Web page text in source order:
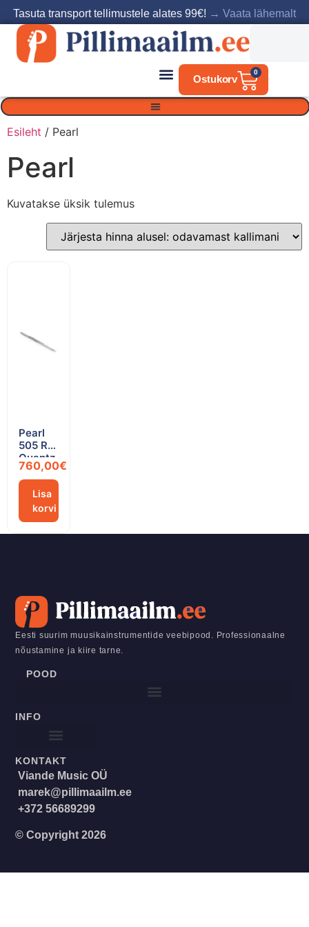
Tasuta transport tellimustele alates 99€! → Vaata lähemalt
0
Esileht / Pearl
Pearl
Kuvatakse üksik tulemus
Pearl
505 RE
Quantz
760,00€
Lisa
korvi
Eesti suurim muusikainstrumentide veebipood. Professionaalne
nõustamine ja kiire tarne.
POOD
INFO
KONTAKT
Viande Music OÜ
marek@pillimaailm.ee
+372 56689299
© Copyright 2026